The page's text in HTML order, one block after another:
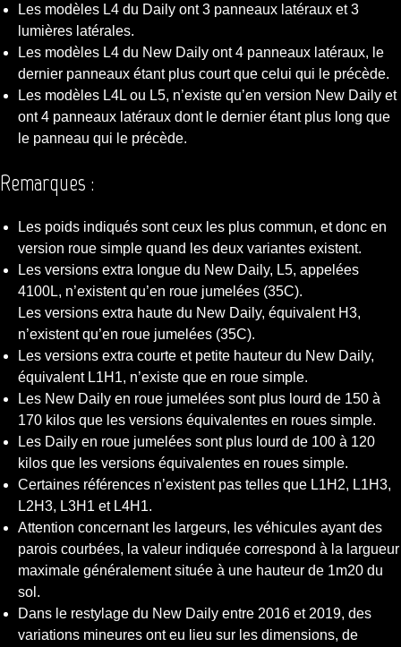
Les modèles L4 du Daily ont 3 panneaux latéraux et 3
lumières latérales.
Les modèles L4 du New Daily ont 4 panneaux latéraux, le
dernier panneaux étant plus court que celui qui le précède.
Les modèles L4L ou L5, n’existe qu’en version New Daily et
ont 4 panneaux latéraux dont le dernier étant plus long que
le panneau qui le précède.
Remarques :
Les poids indiqués sont ceux les plus commun, et donc en
version roue simple quand les deux variantes existent.
Les versions extra longue du New Daily, L5, appelées
4100L, n’existent qu’en roue jumelées (35C).
Les versions extra haute du New Daily, équivalent H3,
n’existent qu’en roue jumelées (35C).
Les versions extra courte et petite hauteur du New Daily,
équivalent L1H1, n’existe que en roue simple.
Les New Daily en roue jumelées sont plus lourd de 150 à
170 kilos que les versions équivalentes en roues simple.
Les Daily en roue jumelées sont plus lourd de 100 à 120
kilos que les versions équivalentes en roues simple.
Certaines références n’existent pas telles que L1H2, L1H3,
L2H3, L3H1 et L4H1.
Attention concernant les largeurs, les véhicules ayant des
parois courbées, la valeur indiquée correspond à la largueur
maximale généralement située à une hauteur de 1m20 du
sol.
Dans le restylage du New Daily entre 2016 et 2019, des
variations mineures ont eu lieu sur les dimensions, de